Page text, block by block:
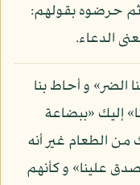
ثم حرضوه بقولهم:
الدعاء.
الضر» و أحاط بنا
إليك «ببضاعة
من الطعام غير أنه
علينا» و كأنهم